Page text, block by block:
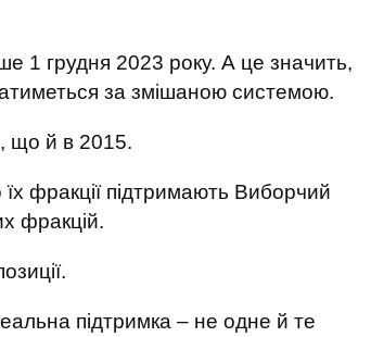
1 грудня 2023 року. А це значить,
за змішаною системою.
що й в 2015.
фракції підтримають Виборчий
фракцій.
підтримка – не одне й те